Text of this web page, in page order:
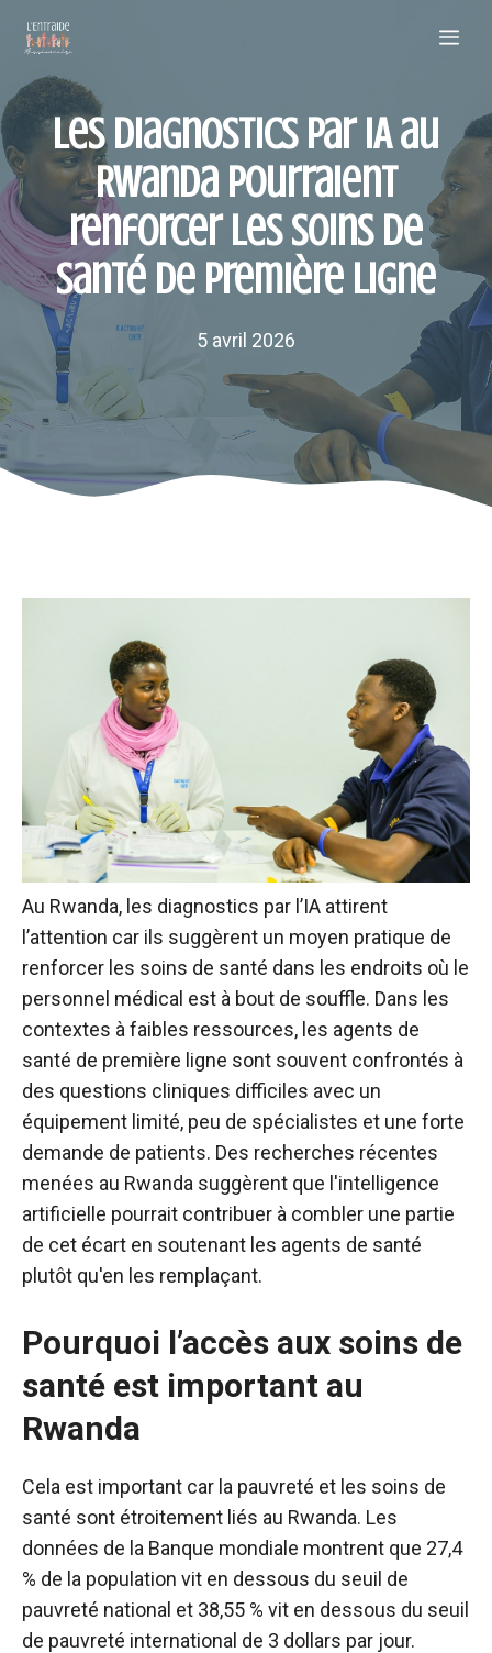
contenu
Les diagnostics par IA au
Rwanda pourraient
renforcer les soins de
santé de première ligne
5 avril 2026
Au Rwanda, les diagnostics par l’IA attirent
l’attention car ils suggèrent un moyen pratique de
renforcer les soins de santé dans les endroits où le
personnel médical est à bout de souffle. Dans les
contextes à faibles ressources, les agents de
santé de première ligne sont souvent confrontés à
des questions cliniques difficiles avec un
équipement limité, peu de spécialistes et une forte
demande de patients. Des recherches récentes
menées au Rwanda suggèrent que l'intelligence
artificielle pourrait contribuer à combler une partie
de cet écart en soutenant les agents de santé
plutôt qu'en les remplaçant.
Pourquoi l’accès aux soins de
santé est important au
Rwanda
Cela est important car la pauvreté et les soins de
santé sont étroitement liés au Rwanda. Les
données de la Banque mondiale montrent que 27,4
% de la population vit en dessous du seuil de
pauvreté national et 38,55 % vit en dessous du seuil
de pauvreté international de 3 dollars par jour.